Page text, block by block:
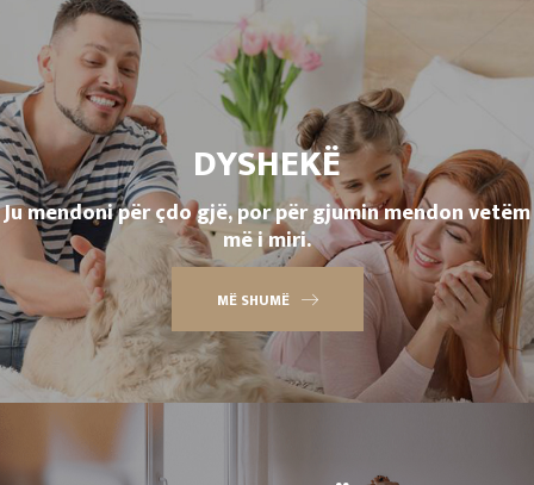
DYSHEKË
Ju mendoni për çdo gjë, por për gjumin mendon vetëm
më i miri.
MË SHUMË